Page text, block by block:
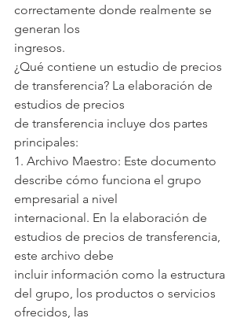
correctamente donde realmente se
generan los
ingresos.
¿Qué contiene un estudio de precios
de transferencia? La elaboración de
estudios de precios
de transferencia incluye dos partes
principales:
1. Archivo Maestro: Este documento
describe cómo funciona el grupo
empresarial a nivel
internacional. En la elaboración de
estudios de precios de transferencia,
este archivo debe
incluir información como la estructura
del grupo, los productos o servicios
ofrecidos, las